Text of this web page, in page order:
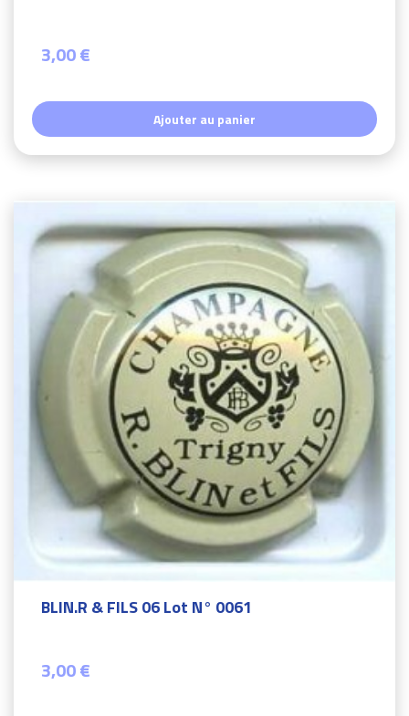
3,00 €
Ajouter au panier
BLIN.R & FILS 06 Lot N° 0061
3,00 €